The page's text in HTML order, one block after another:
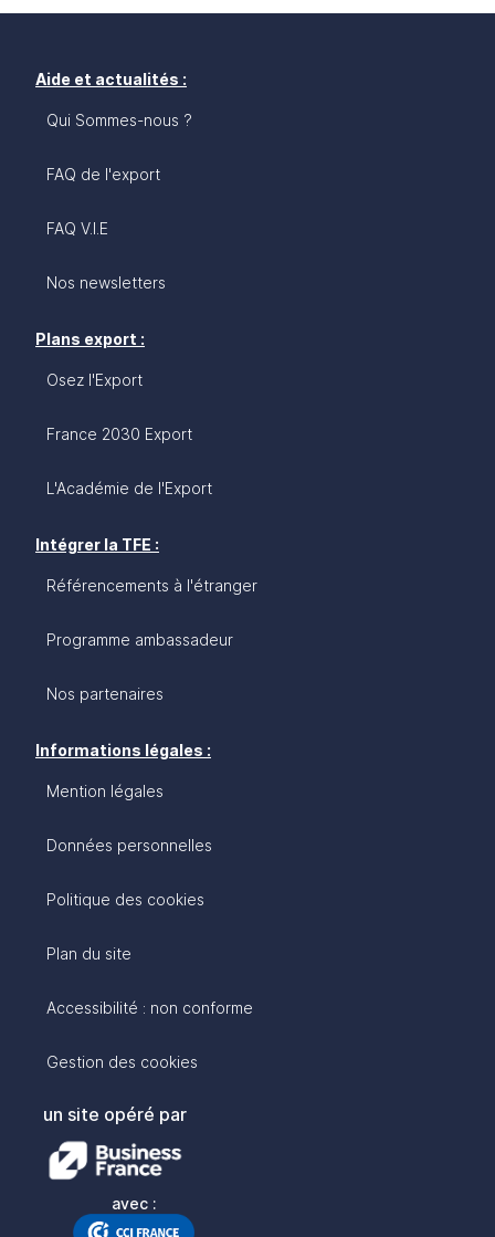
Aide et actualités :
Qui Sommes-nous ?
FAQ de l'export
FAQ V.I.E
Nos newsletters
Plans export :
Osez l'Export
France 2030 Export
L'Académie de l'Export
Intégrer la TFE :
Référencements à l'étranger
Programme ambassadeur
Nos partenaires
Informations légales :
Mention légales
Données personnelles
Politique des cookies
Plan du site
Accessibilité : non conforme
Gestion des cookies
un site opéré par
avec :